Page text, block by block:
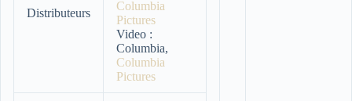
Distributeurs
Columbia
Pictures
Video :
Columbia,
Columbia
Pictures